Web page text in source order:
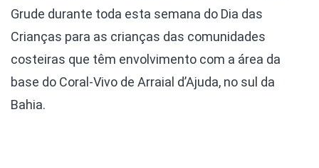
Grude durante toda esta semana do Dia das
Crianças para as crianças das comunidades
costeiras que têm envolvimento com a área da
base do Coral-Vivo de Arraial d’Ajuda, no sul da
Bahia.